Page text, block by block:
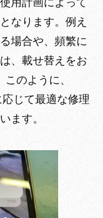
用計画によって
なります。例え
場合や、頻繁に
、載せ替えをお
のように、
じて最適な修理
ます。